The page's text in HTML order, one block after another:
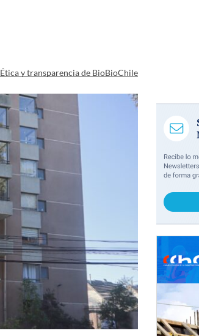
Ética y transparencia de BioBioChile